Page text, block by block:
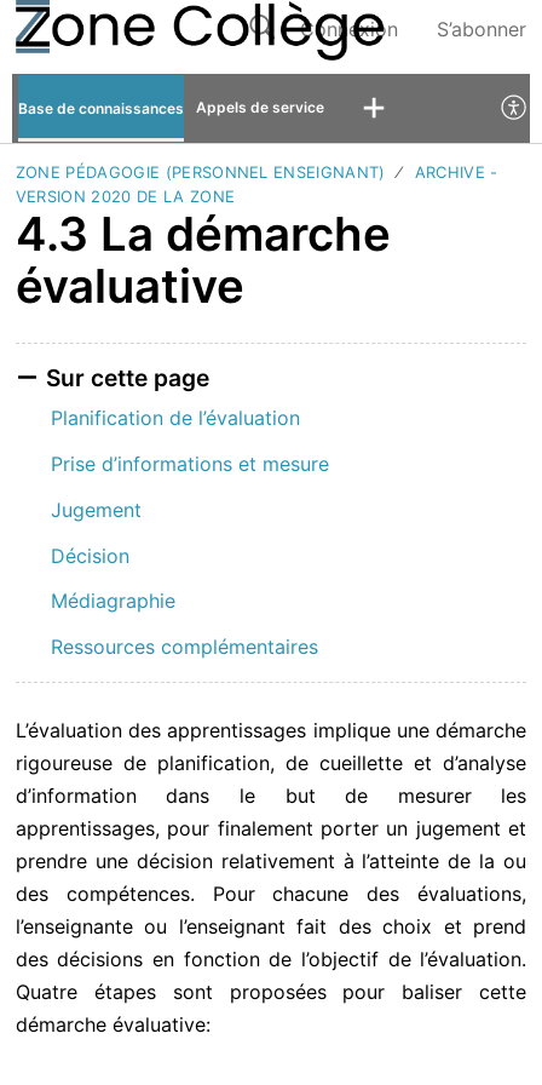
Connexion S’abonner
Base de connaissances Appels de service
ZONE PÉDAGOGIE (PERSONNEL ENSEIGNANT)
ARCHIVE -
VERSION 2020 DE LA ZONE
4.3 La démarche
évaluative
Sur cette page
Planification de l’évaluation
Prise d’informations et mesure
Jugement
Décision
Médiagraphie
Ressources complémentaires
L’évaluation des apprentissages implique une démarche
rigoureuse de planification, de cueillette et d’analyse
d’information dans le but de mesurer les
apprentissages, pour finalement porter un jugement et
prendre une décision relativement à l’atteinte de la ou
des compétences. Pour chacune des évaluations,
l’enseignante ou l’enseignant fait des choix et prend
des décisions en fonction de l’objectif de l’évaluation.
Quatre étapes sont proposées pour baliser cette
démarche évaluative: